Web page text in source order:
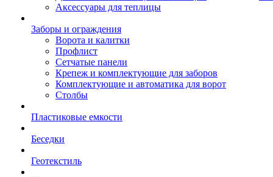
Аксессуары для теплицы
Заборы и ограждения
Ворота и калитки
Профлист
Сетчатые панели
Крепеж и комплектующие для заборов
Комплектующие и автоматика для ворот
Столбы
Пластиковые емкости
Беседки
Геотекстиль